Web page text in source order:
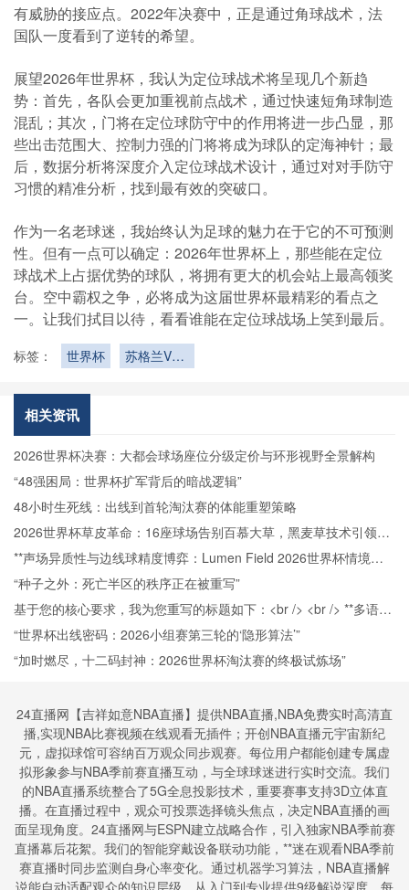
有威胁的接应点。2022年决赛中，正是通过角球战术，法
国队一度看到了逆转的希望。
展望2026年世界杯，我认为定位球战术将呈现几个新趋
势：首先，各队会更加重视前点战术，通过快速短角球制造
混乱；其次，门将在定位球防守中的作用将进一步凸显，那
些出击范围大、控制力强的门将将成为球队的定海神针；最
后，数据分析将深度介入定位球战术设计，通过对对手防守
习惯的精准分析，找到最有效的突破口。
作为一名老球迷，我始终认为足球的魅力在于它的不可预测
性。但有一点可以确定：2026年世界杯上，那些能在定位
球战术上占据优势的球队，将拥有更大的机会站上最高领奖
台。空中霸权之争，必将成为这届世界杯最精彩的看点之
一。让我们拭目以待，看看谁能在定位球战场上笑到最后。
标签： 世界杯
苏格兰VS
相关资讯
2026世界杯决赛：大都会球场座位分级定价与环形视野全景解构
“48强困局：世界杯扩军背后的暗战逻辑”
48小时生死线：出线到首轮淘汰赛的体能重塑策略
2026世界杯草皮革命：16座球场告别百慕大草，黑麦草技术引领生
态新篇章
**声场异质性与边线球精度博弈：Lumen Field 2026世界杯情境下
的战术响应机制研究**
“种子之外：死亡半区的秩序正在被重写”
基于您的核心要求，我为您重写的标题如下：<br /> <br /> **多语言
指令环境中的判罚通信可靠性：2026世界杯通信系统实战评估与反
思**
“世界杯出线密码：2026小组赛第三轮的‘隐形算法’”
“加时燃尽，十二码封神：2026世界杯淘汰赛的终极试炼场”
24直播网【吉祥如意NBA直播】提供NBA直播,NBA免费实时高清直
播,实现NBA比赛视频在线观看无插件；开创NBA直播元宇宙新纪
元，虚拟球馆可容纳百万观众同步观赛。每位用户都能创建专属虚
拟形象参与NBA季前赛直播互动，与全球球迷进行实时交流。我们
的NBA直播系统整合了5G全息投影技术，重要赛事支持3D立体直
播。在直播过程中，观众可投票选择镜头焦点，决定NBA直播的画
面呈现角度。24直播网与ESPN建立战略合作，引入独家NBA季前赛
直播幕后花絮。我们的智能穿戴设备联动功能，**迷在观看NBA季前
赛直播时同步监测自身心率变化。通过机器学习算法，NBA直播解
说能自动适配观众的知识层级，从入门到专业提供9级解说深度。每